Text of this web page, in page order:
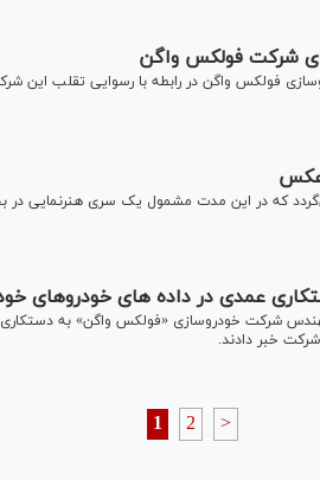
شرکت فولکس واگن
فولکس واگن در رابطه با رسوایی تقلب این
عکس
قورباغه‌ای به قبل از سال ۱۹۴۵ برمی‌گردد که در این مدت مشمول یک
عمدی در داده های خودروهای خود
مهندس شرکت خودروسازی «فولکس واگن» به
خبر دادند.
1 2 >